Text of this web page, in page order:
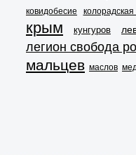
ковидобесие
крым кунгуров
легион свобода
мальцев маслов